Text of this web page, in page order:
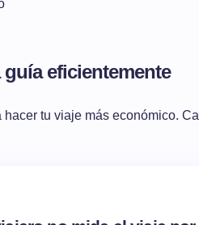
eficientemente
hacer tu viaje más económico.